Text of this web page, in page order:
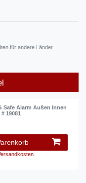
für andere Länder
Safe Alarm Außen Innen
19081